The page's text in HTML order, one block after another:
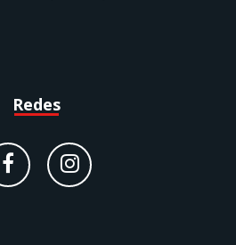
Redes